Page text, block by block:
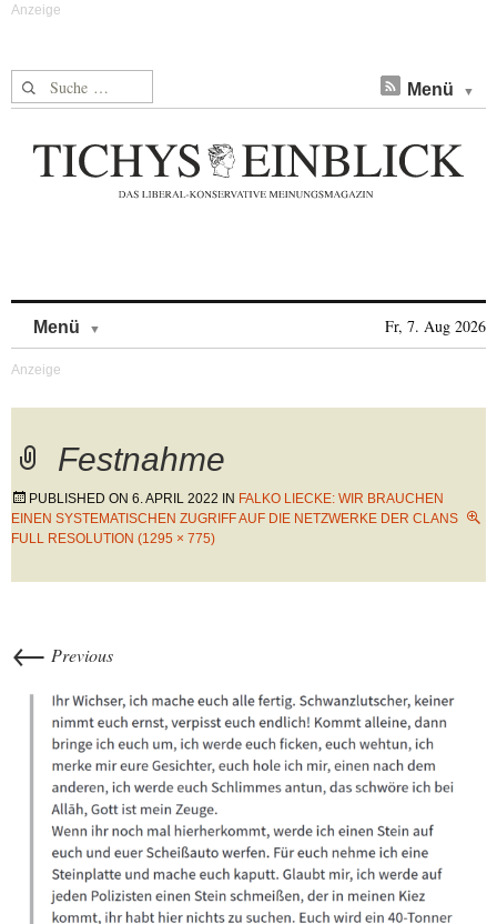
Suche nach: Menü
Menü Fr, 7. Aug 2026
Festnahme
PUBLISHED ON 6. APRIL 2022 IN FALKO LIECKE: WIR BRAUCHEN
EINEN SYSTEMATISCHEN ZUGRIFF AUF DIE NETZWERKE DER CLANS
FULL RESOLUTION (1295 × 775)
← Previous